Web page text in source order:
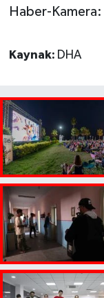
Haber-
Kaynak: DHA